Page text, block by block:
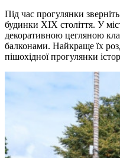
Під час прогулянки
будинки XIX століття. У
декоративною цегляною
балконами. Найкраще їх
пішохідної прогулянки